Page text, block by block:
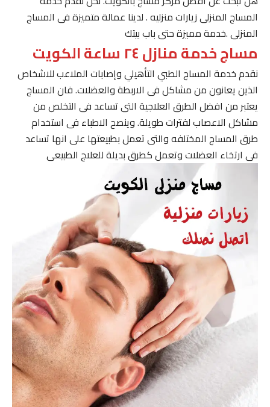
المساج المنزلى زيارات منزليه . لدينا عمالة متميزة فى المساج
المنزلى .خدمة مميزة حتى باب بيتك
مساج خدمة منازل ٢٤ ساعة الكويت
نقدم خدمة المساج الطبي التأهيلي وإصابات الملاعب للاشخاص
الذين يعانون من مشاكل فى الاربطة والعضلات. فان المساج
يعتبر من افضل الطرق العلاجية التى تساعد فى التخلص من
مشاكل الاعصاب لفترات طويلة. وينصح الاطباء فى استخدام
طرق المساج المختلفه والتى تعمل بطبيعتها على انها تساعد
فى ارتخاء العضلات وتعمل كطرق بديلة للعلاج الطبيعى